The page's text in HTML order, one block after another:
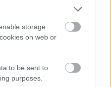
storage
on web or
to be sent to
purposes.